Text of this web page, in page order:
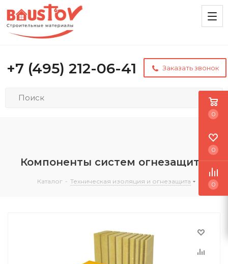
+7 (495) 212-06-41 Заказать звонок
Компоненты систем огнезащиты
Каталог - Техническая изоляция и огнезащита
0
0
0